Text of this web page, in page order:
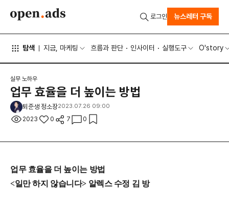
탐색 지금, 마케팅 흐름과 판단 인사이터 실행도구 O'story
로그인 뉴스레터 구독
실무 노하우
업무 효율을 더 높이는 방법
퇴준생 정소장2023.07.26 09:00
2023 0 7 0
업무 효율을 더 높이는 방법
<일만 하지 않습니다> 알렉스 수정 김 방